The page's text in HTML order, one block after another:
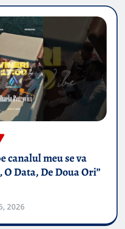
canalul meu se va
O Data, De Doua Ori”
2026